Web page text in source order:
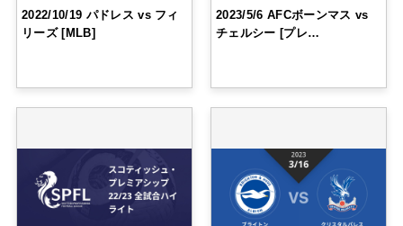
2022/10/19 パドレス vs フィ
リーズ [MLB]
2023/5/6 AFCボーンマス vs
チェルシー [プレ…